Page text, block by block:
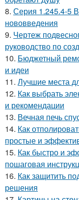
8. Серия 1.245.4-5
нововведения
9. Чертеж
руководство по
10. Бюджетный
и идеи
11. Лучшие места
12. Как выбрать
и рекомендации
13. Вечная печь
14. Как
простые и
15. Как быстро и
пошаговая
16. Как защитить
решения